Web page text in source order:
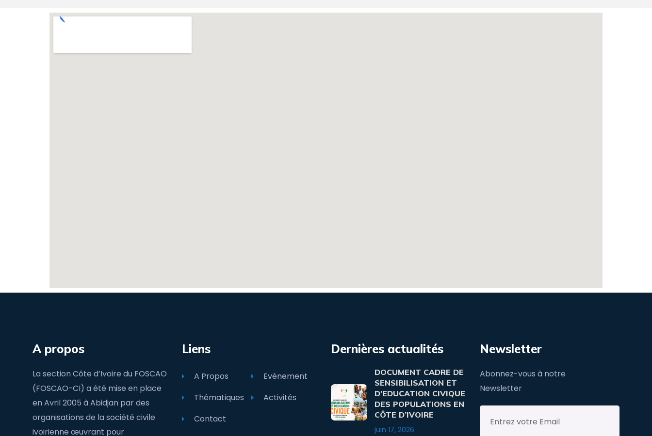
A propos
La section Côte d’Ivoire du FOSCAO
(FOSCAO-CI) a été mise en place
en Avril 2005 à Abidjan par des
organisations de la société civile
ivoirienne œuvrant pour
Liens
A Propos
Evènement
Thématiques
Activités
Contact
Dernières actualités
DOCUMENT CADRE DE
SENSIBILISATION ET
D’EDUCATION CIVIQUE
DES POPULATIONS EN
CÔTE D’IVOIRE
juin 17, 2026
Newsletter
Abonnez-vous à notre
Newsletter